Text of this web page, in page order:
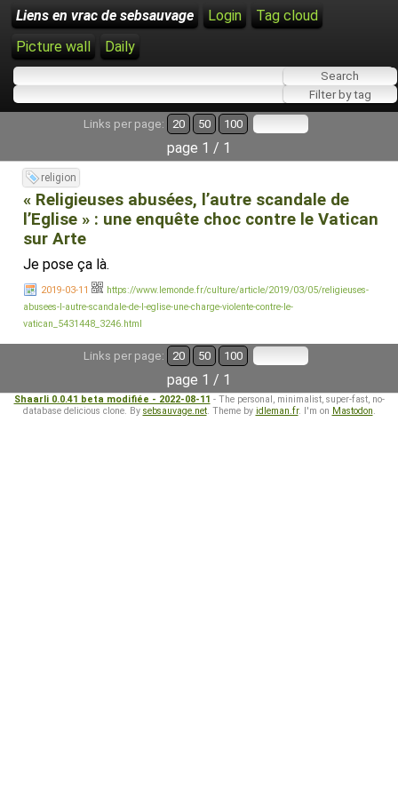
Liens en vrac de sebsauvage Login
Tag cloud
Picture wall
Daily
Links per page: 20 50 100
page 1 / 1
religion
« Religieuses abusées, l’autre scandale de
l’Eglise » : une enquête choc contre le Vatican
sur Arte
Je pose ça là.
2019-03-11
https://www.lemonde.fr/culture/article/2019/03/05/religieuses-
abusees-l-autre-scandale-de-l-eglise-une-charge-violente-contre-le-
vatican_5431448_3246.html
Links per page: 20 50 100
page 1 / 1
Shaarli 0.0.41 beta modifiée - 2022-08-11 - The personal, minimalist, super-fast, no-
database delicious clone. By sebsauvage.net. Theme by idleman.fr. I'm on Mastodon.